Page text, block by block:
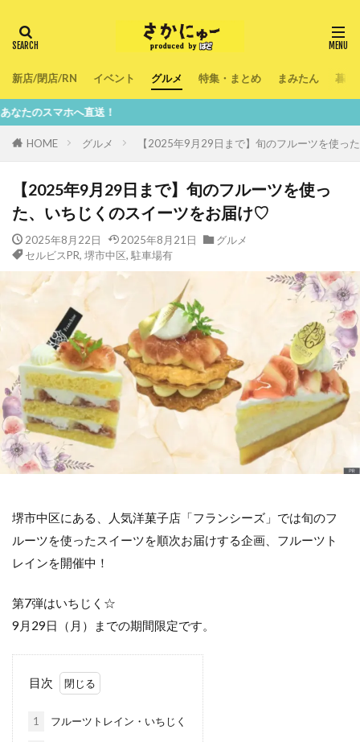
新店/閉店/RN イベント グルメ 特集・まとめ まみたん 暮ら
送！
HOME グルメ 【2025年9月29日まで】旬のフルーツを使っ
【2025年9月29日まで】旬のフルーツを使っ
た、いちじくのスイーツをお届け♡
2025年8月22日 2025年8月21日
グルメ
セルビスPR, 堺市中区, 駐車場有
堺市中区にある、人気洋菓子店「フランシーズ」では旬のフ
ルーツを使ったスイーツを順次お届けする企画、フルーツト
レインを開催中！
第7弾はいちじく☆
9月29日（月）までの期間限定です。
目次
1 フルーツトレイン・いちじく